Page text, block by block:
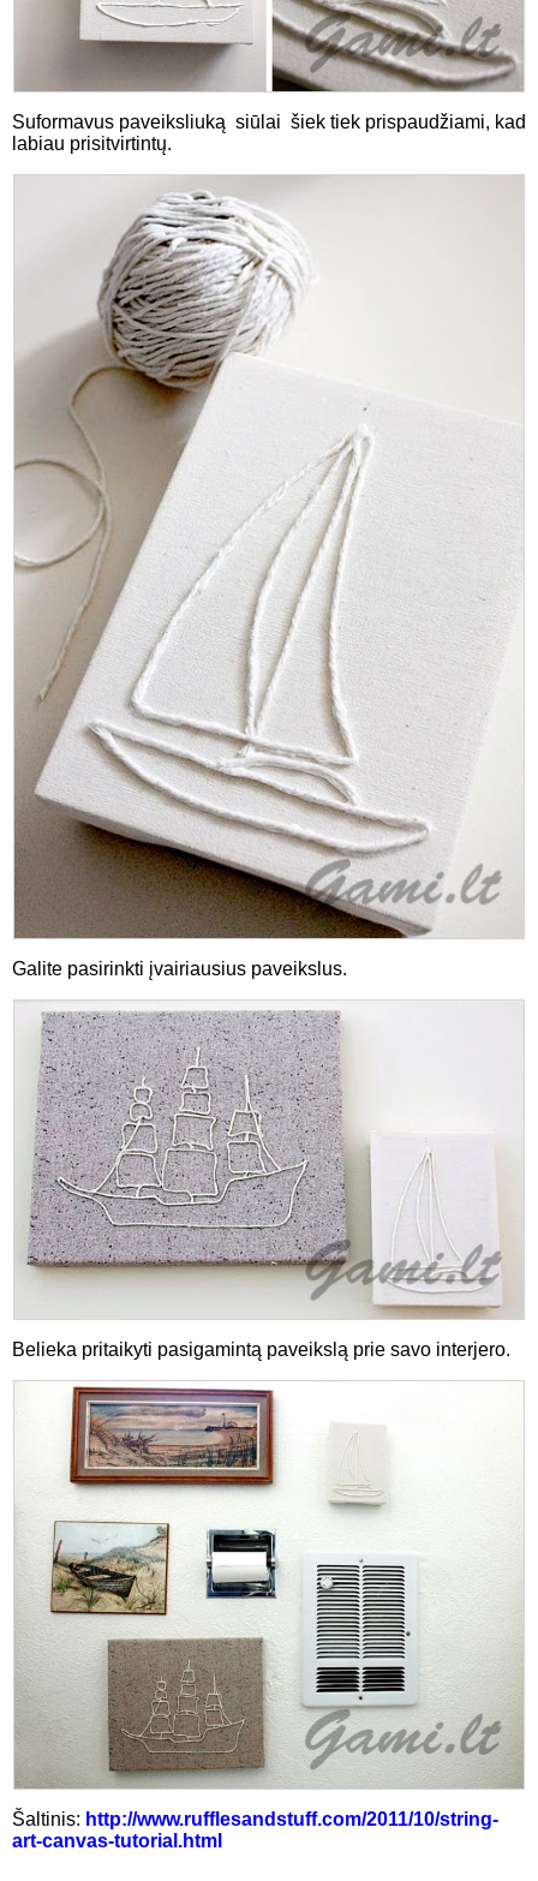
Suformavus paveiksliuką siūlai šiek tiek prispaudžiami, kad
labiau prisitvirtintų.
Galite pasirinkti įvairiausius paveikslus.
Belieka pritaikyti pasigamintą paveikslą prie savo interjero.
Šaltinis: http://www.rufflesandstuff.com/2011/10/string-
art-canvas-tutorial.html